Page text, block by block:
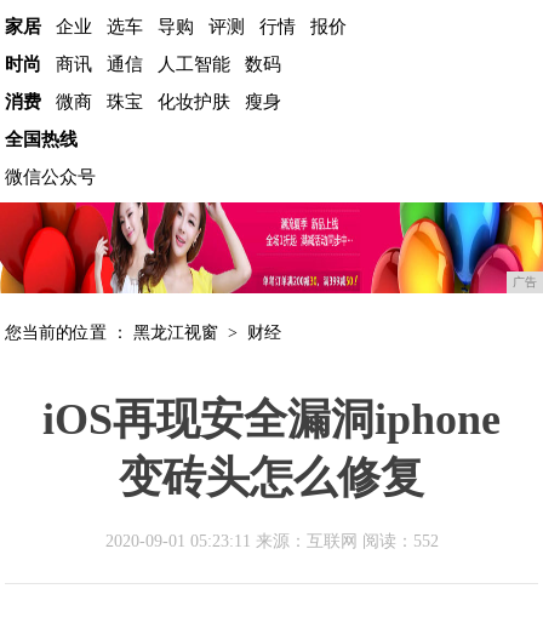
家居
企业 选车 导购 评测 行情
报价
时尚
商讯 通信 人工智能
数码
消费
微商 珠宝 化妆护肤
瘦身
全国热线
微信公众号
广告
您当前的位置 ：黑龙江视窗 > 财经
iOS再现安全漏洞iphone
变砖头怎么修复
2020-09-01 05:23:11 来源：互联网 阅读：552